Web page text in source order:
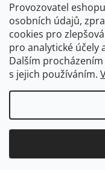
Provozovatel
osobních údajů,
cookies pro
pro analytické účely
Dalším
s jejich používáním.
Facebook
Copyright 2026